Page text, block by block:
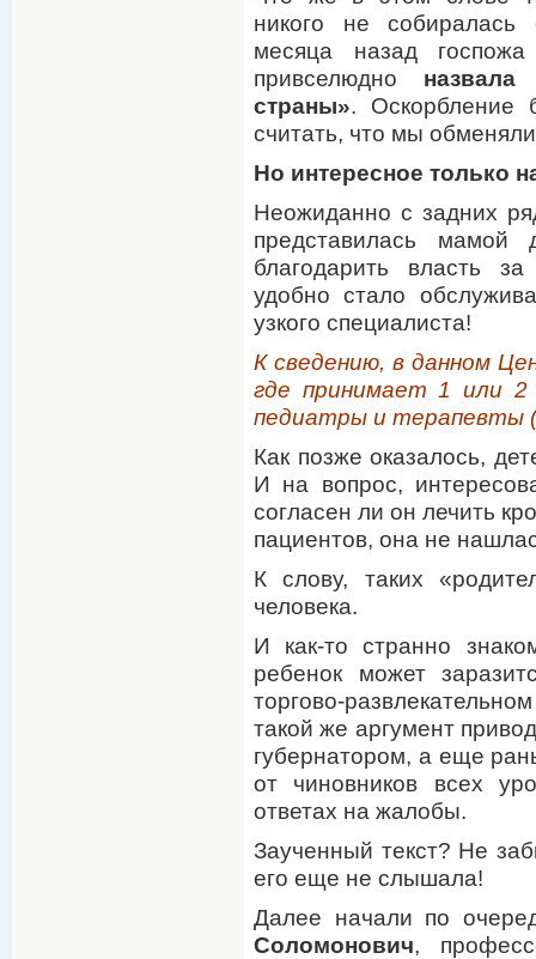
никого не собиралась
месяца назад
привселюдно
страны». Оскорбление
считать, что мы
Но интересное только
Неожиданно с задних
представилась
благодарить власть
удобно стало
узкого специалиста!
К сведению, в данном
где принимает 1 или
педиатры и терапевты
Как позже оказалось,
И на вопрос,
согласен ли он лечить
пациентов, она не
К слову, таких
человека.
И как-то странно
ребенок может
торгово-
такой же аргумент
губернатором, а еще
от чиновников всех
ответах на жалобы.
Заученный текст? Не
его еще не слышала!
Далее начали по
Соломонович,